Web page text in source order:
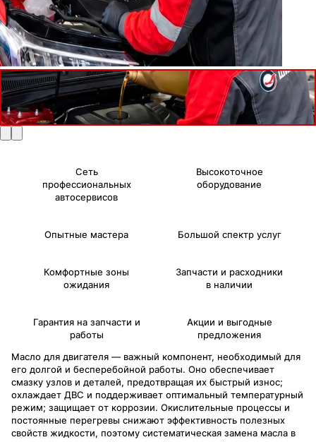
Сеть
профессиональных
автосервисов
Высокоточное
оборудование
Опытные мастера Большой спектр услуг
Комфортные зоны
ожидания
Запчасти и расходники
в наличии
Гарантия на запчасти и
работы
Акции и выгодные
предложения
Масло для двигателя — важный компонент, необходимый для
его долгой и бесперебойной работы. Оно обеспечивает
смазку узлов и деталей, предотвращая их быстрый износ;
охлаждает ДВС и поддерживает оптимальный температурный
режим; защищает от коррозии. Окислительные процессы и
постоянные перегревы снижают эффективность полезных
свойств жидкости, поэтому систематическая замена масла в